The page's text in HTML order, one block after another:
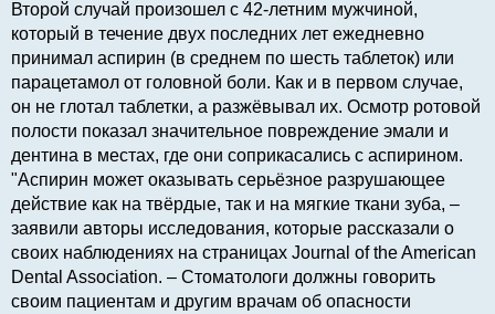
Второй случай произошел с 42-летним мужчиной,
который в течение двух последних лет ежедневно
принимал аспирин (в среднем по шесть таблеток) или
парацетамол от головной боли. Как и в первом случае,
он не глотал таблетки, а разжёвывал их. Осмотр ротовой
полости показал значительное повреждение эмали и
дентина в местах, где они соприкасались с аспирином.
"Аспирин может оказывать серьёзное разрушающее
действие как на твёрдые, так и на мягкие ткани зуба, –
заявили авторы исследования, которые рассказали о
своих наблюдениях на страницах Journal of the American
Dental Association. – Стоматологи должны говорить
своим пациентам и другим врачам об опасности